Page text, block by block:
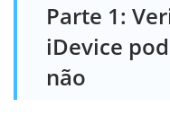
Parte 1:
iDevice
não